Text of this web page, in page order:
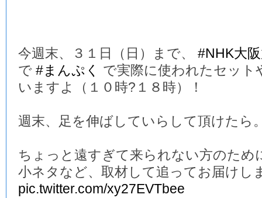
今週末、３１日（日）まで、 #NHK大
で #まんぷく
で実際に使われたセット
いますよ（１０時?１８時）！
週末、足を伸ばしていらして頂けたら
ちょっと遠すぎて来られない方のため
小ネタなど、取材して追ってお届けし
pic.twitter.com/xy27EVTbee